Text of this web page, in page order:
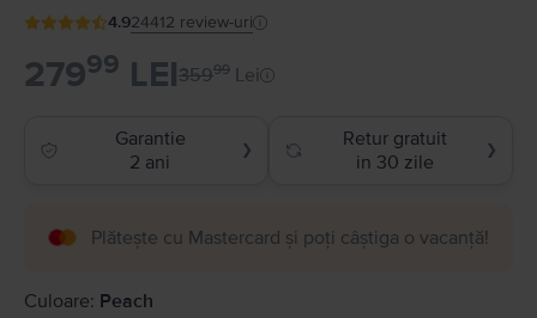
4.924412 review-uri
27999 LEI35999 Lei
Garantie
2 ani
❯
Retur gratuit
in 30 zile
❯
Plătește cu Mastercard și poți câștiga o vacanță!
Culoare: Peach